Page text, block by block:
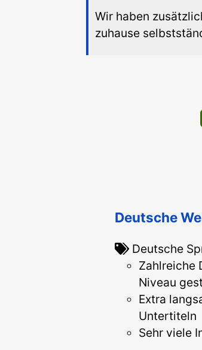
Wir haben
zuhause
Deutsche
Deutsche
Zahlreiche
Niveau
Extra
Untertiteln
Sehr viele